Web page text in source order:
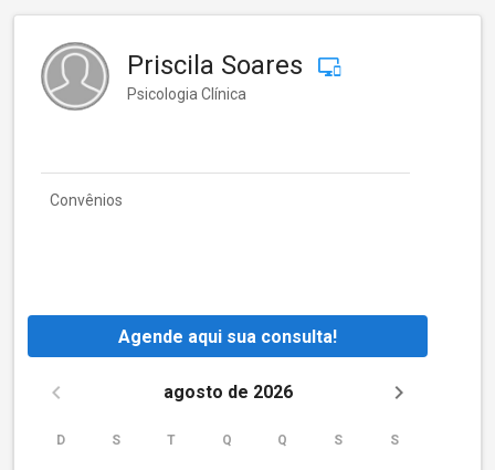
Priscila Soares
Psicologia Clínica
Convênios
Agende aqui sua consulta!
agosto de 2026
D S T Q Q S S